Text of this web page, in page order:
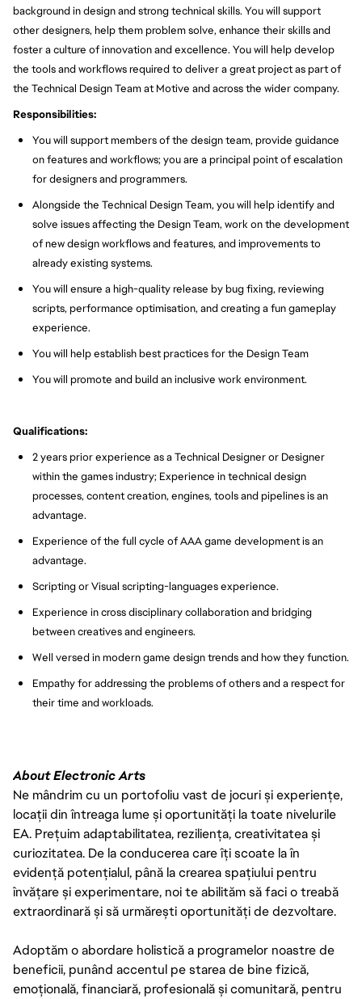
background in design and strong technical skills. You will support
other designers, help them problem solve, enhance their skills and
foster a culture of innovation and excellence. You will help develop
the tools and workflows required to deliver a great project as part of
the Technical Design Team at Motive and across the wider company.
Responsibilities:
You will support members of the design team, provide guidance
on features and workflows; you are a principal point of escalation
for designers and programmers.
Alongside the Technical Design Team, you will help identify and
solve issues affecting the Design Team, work on the development
of new design workflows and features, and improvements to
already existing systems.
You will ensure a high-quality release by bug fixing, reviewing
scripts, performance optimisation, and creating a fun gameplay
experience.
You will help establish best practices for the Design Team
You will promote and build an inclusive work environment.
Qualifications:
2 years prior experience as a Technical Designer or Designer
within the games industry; Experience in technical design
processes, content creation, engines, tools and pipelines is an
advantage.
Experience of the full cycle of AAA game development is an
advantage.
Scripting or Visual scripting-languages experience.
Experience in cross disciplinary collaboration and bridging
between creatives and engineers.
Well versed in modern game design trends and how they function.
Empathy for addressing the problems of others and a respect for
their time and workloads.
About Electronic Arts
Ne mândrim cu un portofoliu vast de jocuri și experiențe,
locații din întreaga lume și oportunități la toate nivelurile
EA. Prețuim adaptabilitatea, reziliența, creativitatea și
curiozitatea. De la conducerea care îți scoate la în
evidență potențialul, până la crearea spațiului pentru
învățare și experimentare, noi te abilităm să faci o treabă
extraordinară și să urmărești oportunități de dezvoltare.
Adoptăm o abordare holistică a programelor noastre de
beneficii, punând accentul pe starea de bine fizică,
emoțională, financiară, profesională și comunitară, pentru